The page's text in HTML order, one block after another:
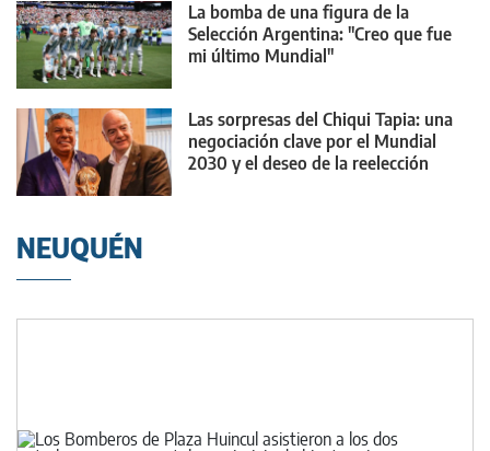
La bomba de una figura de la
Selección Argentina: "Creo que fue
mi último Mundial"
Las sorpresas del Chiqui Tapia: una
negociación clave por el Mundial
2030 y el deseo de la reelección
NEUQUÉN